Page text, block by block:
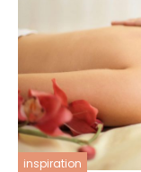
inspiration